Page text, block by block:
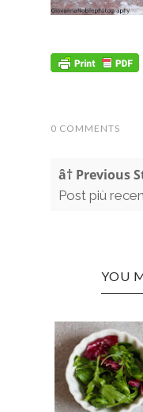
0 COMMENTS
â† Previous
Post più
YOU